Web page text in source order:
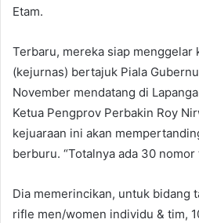
Etam.
Terbaru, mereka siap menggelar
(kejurnas) bertajuk Piala
November mendatang di
Ketua Pengprov Perbakin Roy
kejuaraan ini akan
berburu. “Totalnya ada 30 nomor
Dia memerincikan, untuk bidang
rifle men/women individu & tim,